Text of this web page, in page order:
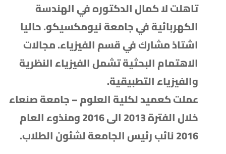
تاهلت لا كمال الدكتوره في الهندسة
الكهربائية في جامعة نيومكسيكو. حاليا
اشتاذ مشارك في قسم الفيزياء. مجالات
الاهتمام البحثية تشمل الفيزياء النظرية
والفيزياء التطبيقية.
عملت كعميد لكلية العلوم – جامعة صنعاء
خلال الفترة 2013 الى 2016 ومنذوء العام
2016 نائب رئيس الجامعة لشئون الطلاب.